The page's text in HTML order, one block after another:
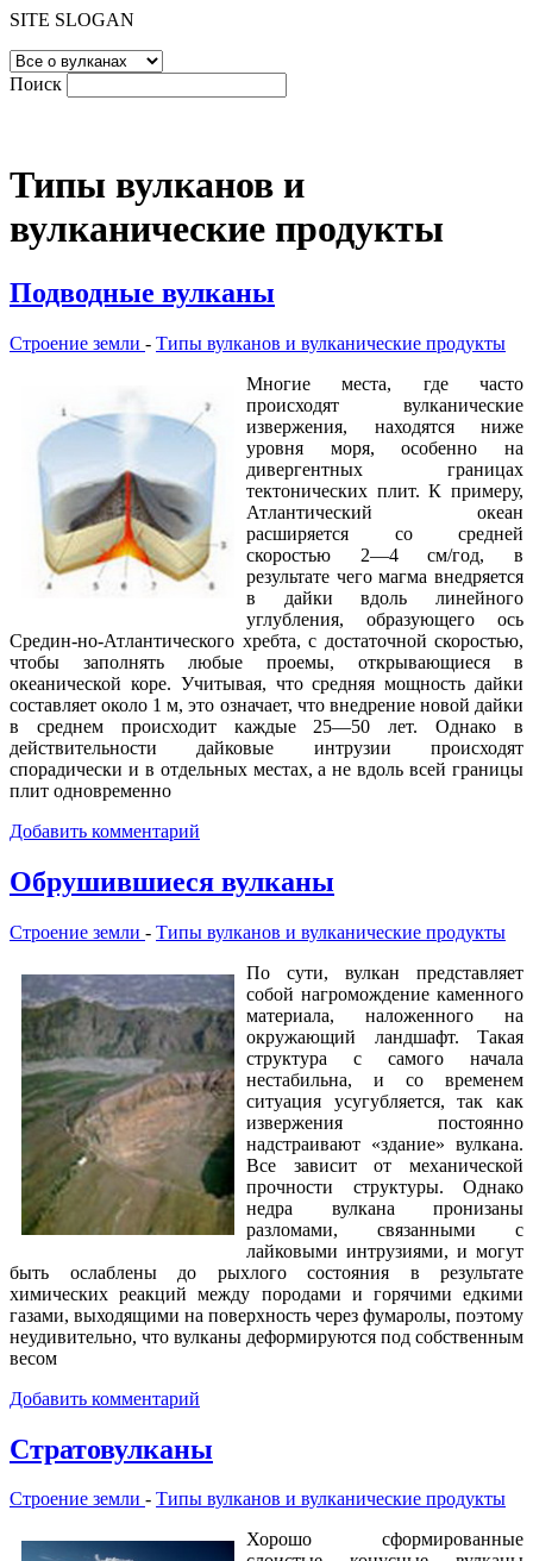
SITE SLOGAN
Поиск
Типы вулканов и
вулканические продукты
Подводные вулканы
Строение земли - Типы вулканов и вулканические продукты
Многие места, где часто
происходят вулканические
извержения, находятся ниже
уровня моря, особенно на
дивергентных границах
тектонических плит. К примеру,
Атлантический океан
расширяется со средней
скоростью 2—4 см/год, в
результате чего магма внедряется
в дайки вдоль линейного
углубления, образующего ось
Средин-но-Атлантического хребта, с достаточной скоростью,
чтобы заполнять любые проемы, открывающиеся в
океанической коре. Учитывая, что средняя мощность дайки
составляет около 1 м, это означает, что внедрение новой дайки
в среднем происходит каждые 25—50 лет. Однако в
действительности дайковые интрузии происходят
спорадически и в отдельных местах, а не вдоль всей границы
плит одновременно
Добавить комментарий
Обрушившиеся вулканы
Строение земли - Типы вулканов и вулканические продукты
По сути, вулкан представляет
собой нагромождение каменного
материала, наложенного на
окружающий ландшафт. Такая
структура с самого начала
нестабильна, и со временем
ситуация усугубляется, так как
извержения постоянно
надстраивают «здание» вулкана.
Все зависит от механической
прочности структуры. Однако
недра вулкана пронизаны
разломами, связанными с
лайковыми интрузиями, и могут
быть ослаблены до рыхлого состояния в результате
химических реакций между породами и горячими едкими
газами, выходящими на поверхность через фумаролы, поэтому
неудивительно, что вулканы деформируются под собственным
весом
Добавить комментарий
Стратовулканы
Строение земли - Типы вулканов и вулканические продукты
Хорошо сформированные